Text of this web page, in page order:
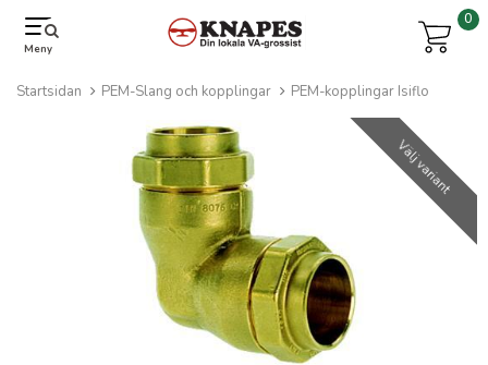
Meny
0
Startsidan PEM-Slang och kopplingar PEM-kopplingar Isiflo
Välj variant